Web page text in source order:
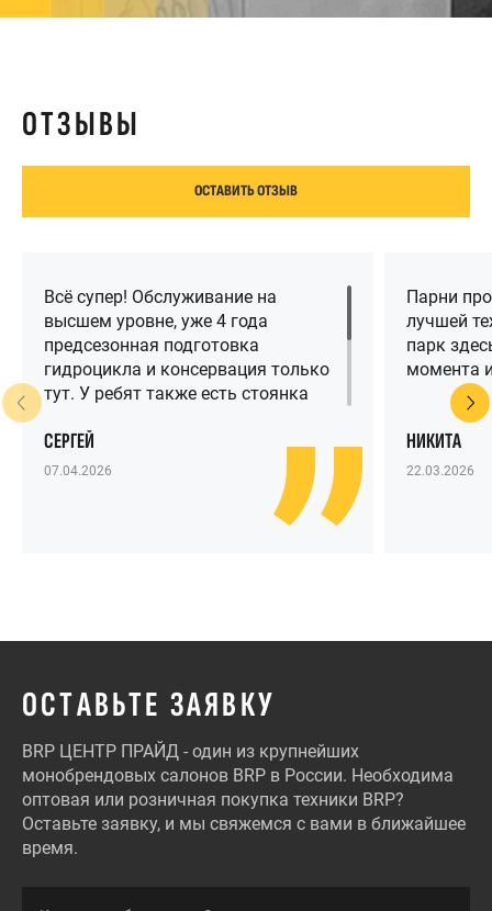
ОТЗЫВЫ
ОСТАВИТЬ ОТЗЫВ
Всё супер! Обслуживание на
высшем уровне, уже 4 года
предсезонная подготовка
гидроцикла и консервация только
тут. У ребят также есть стоянка
Крестовском острове, который с
каждым годом становится всё
лучше и лучше. Рекомендую Прайд
всем, у кого есть гидроцикл в
СЕРГЕЙ
07.04.2026
Парни
лучшей
парк
момента
НИКИТА
22.03.2026
ОСТАВЬТЕ ЗАЯВКУ
BRP ЦЕНТР ПРАЙД - один из крупнейших
монобрендовых салонов BRP в России. Необходима
оптовая или розничная покупка техники BRP?
Оставьте заявку, и мы свяжемся с вами в ближайшее
время.